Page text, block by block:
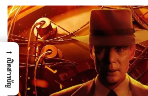
→
เปิดสารบัญ